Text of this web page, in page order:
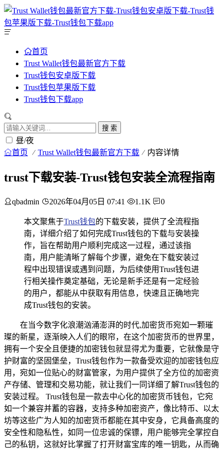
首页
Trust Wallet钱包最新官方下载
Trust钱包安卓版下载
Trust钱包苹果版下载
Trust钱包下载app
搜 索
昼/夜
首页 Trust Wallet钱包最新官方下载 内容详情
trust下载安装-Trust钱包安装全流程指南
qbadmin 2026年04月05日 07:41 1.1K 0
本文聚焦于Trust钱包的下载安装，提供了全流程指
南，详细介绍了如何完成Trust钱包的下载与安装操
作，旨在帮助用户顺利完成这一过程，通过该指
南，用户能清晰了解每个步骤，避免在下载安装过
程中出现错误或遇到问题，为后续使用Trust钱包进
行相关操作奠定基础，无论是新手还是有一定经验
的用户，都能从中获取有用信息，快速且正确地完
成Trust钱包的安装。
在当今数字化浪潮汹涌澎湃的时代,加密货币宛如一颗璀
璨的新星，逐渐映入人们的眼帘，在这个加密货币的世界里，
拥有一个安全且便捷的加密钱包就显得尤为重要，它就像是守
护财富的坚固堡垒，Trust钱包作为一款备受欢迎的加密钱包应
用，宛如一位贴心的财富管家，为用户提供了全方位的加密资
产存储、管理和交易功能，就让我们一同详细了解Trust钱包的
安装过程。 Trust钱包是一款去中心化的加密货币钱包，它宛
如一个兼容并蓄的容器，支持多种加密资产，像比特币、以太
坊等这些广为人知的加密货币都能在其中安身，它具备高度的
安全性和隐私性，如同一位忠诚的保镖，用户能够完全掌控自
己的私钥，这就好比掌握了打开财富宝库的唯一钥匙，从而确